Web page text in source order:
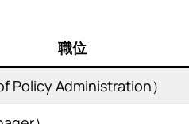
職位
Policy Administration）